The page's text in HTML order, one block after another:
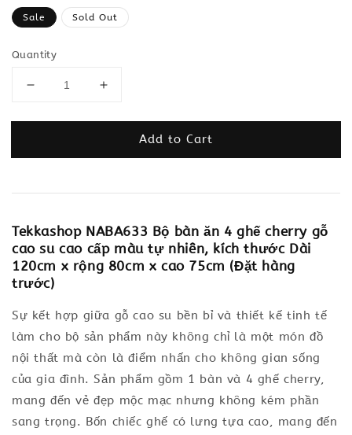
price
Sale Sold Out
Quantity
Add to Cart
Tekkashop NABA633 Bộ bàn ăn 4 ghế cherry gỗ
cao su cao cấp màu tự nhiên, kích thước Dài
120cm x rộng 80cm x cao 75cm (Đặt hàng
trước)
Sự kết hợp giữa gỗ cao su bền bỉ và thiết kế tinh tế
làm cho bộ sản phẩm này không chỉ là một món đồ
nội thất mà còn là điểm nhấn cho không gian sống
của gia đình. Sản phẩm gồm 1 bàn và 4 ghế cherry,
mang đến vẻ đẹp mộc mạc nhưng không kém phần
sang trọng. Bốn chiếc ghế có lưng tựa cao, mang đến